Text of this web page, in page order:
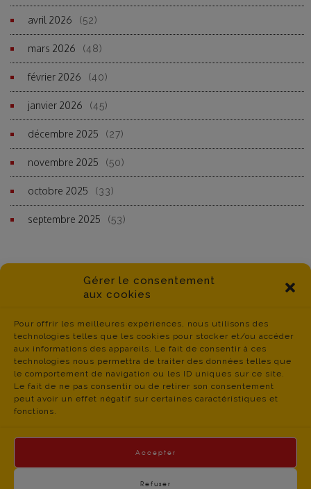
Gérer le consentement
aux cookies
Pour offrir les meilleures expériences, nous utilisons des
technologies telles que les cookies pour stocker et/ou accéder
aux informations des appareils. Le fait de consentir à ces
technologies nous permettra de traiter des données telles que
le comportement de navigation ou les ID uniques sur ce site.
Le fait de ne pas consentir ou de retirer son consentement
peut avoir un effet négatif sur certaines caractéristiques et
fonctions.
Accepter
Refuser
avril 2026 (52)
mars 2026 (48)
février 2026 (40)
janvier 2026 (45)
décembre 2025 (27)
novembre 2025 (50)
octobre 2025 (33)
septembre 2025 (53)